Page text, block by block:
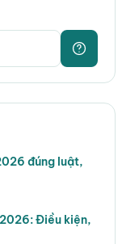
đúng luật,
Điều kiện,